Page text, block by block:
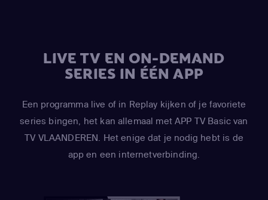
LIVE TV EN ON-DEMAND
SERIES IN ÉÉN APP
Een programma live of in Replay kijken of je favoriete
series bingen, het kan allemaal met APP TV Basic van
TV VLAANDEREN. Het enige dat je nodig hebt is de
app en een internetverbinding.